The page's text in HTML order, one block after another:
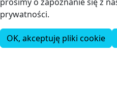
prywatności.
OK, akceptuję pliki cookie